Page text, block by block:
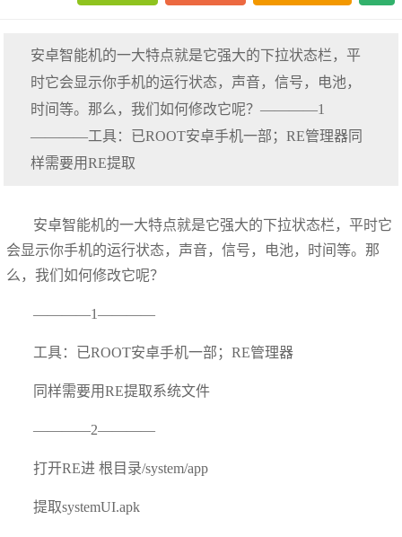
安卓智能机的一大特点就是它强大的下拉状态栏，平
时它会显示你手机的运行状态，声音，信号，电池，
时间等。那么，我们如何修改它呢？————1
————工具：已ROOT安卓手机一部；RE管理器同
样需要用RE提取
安卓智能机的一大特点就是它强大的下拉状态栏，平时它
会显示你手机的运行状态，声音，信号，电池，时间等。那
么，我们如何修改它呢？
————1————
工具：已ROOT安卓手机一部；RE管理器
同样需要用RE提取系统文件
————2————
打开RE进 根目录/system/app
提取systemUI.apk